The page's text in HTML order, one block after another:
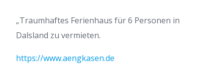
„Traumhaftes Ferienhaus für 6 Personen in
Dalsland zu vermieten.
https://www.aengkasen.de